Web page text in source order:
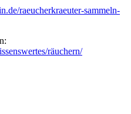
raeucherkraeuter-sammeln-
räuchern/